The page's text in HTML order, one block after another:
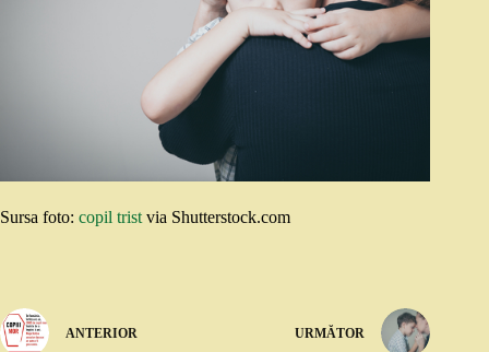
Sursa foto: copil trist via Shutterstock.com
ANTERIOR URMĂTOR